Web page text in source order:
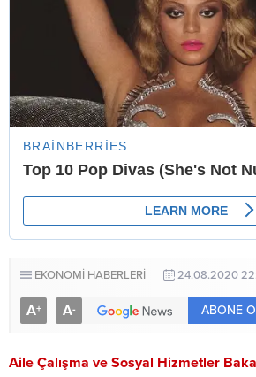
EKONOMİ HABERLERİ 24.08.2020
A+ A- ABONE
Aile Çalışma ve Sosyal Hizmetler